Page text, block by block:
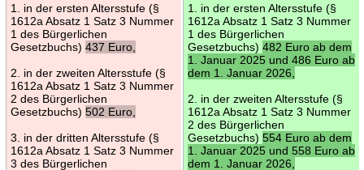
1. in der ersten Altersstufe (§
1612a Absatz 1 Satz 3 Nummer
1 des Bürgerlichen
Gesetzbuchs) 437 Euro,
2. in der zweiten Altersstufe (§
1612a Absatz 1 Satz 3 Nummer
2 des Bürgerlichen
Gesetzbuchs) 502 Euro,
3. in der dritten Altersstufe (§
1612a Absatz 1 Satz 3 Nummer
3 des Bürgerlichen
1. in der ersten Altersstufe (§
1612a Absatz 1 Satz 3 Nummer
1 des Bürgerlichen
Gesetzbuchs) 482 Euro ab dem
1. Januar 2025 und 486 Euro ab
dem 1. Januar 2026,
2. in der zweiten Altersstufe (§
1612a Absatz 1 Satz 3 Nummer
2 des Bürgerlichen
Gesetzbuchs) 554 Euro ab dem
1. Januar 2025 und 558 Euro ab
dem 1. Januar 2026,